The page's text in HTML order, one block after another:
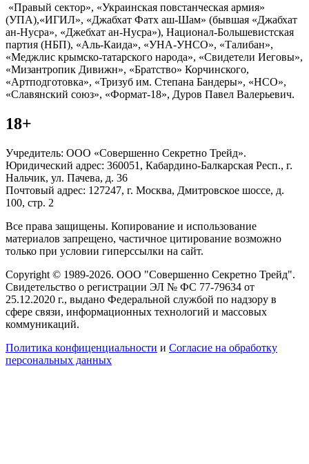
«Правый сектор», «Украинская повстанческая армия»
(УПА),«ИГИЛ», «Джабхат Фатх аш-Шам» (бывшая «Джабхат
ан-Нусра», «Джебхат ан-Нусра»), Национал-Большевистская
партия (НБП), «Аль-Каида», «УНА-УНСО», «Талибан»,
«Меджлис крымско-татарского народа», «Свидетели Иеговы»,
«Мизантропик Дивижн», «Братство» Корчинского,
«Артподготовка», «Тризуб им. Степана Бандеры», «НСО»,
«Славянский союз», «Формат-18», Дуров Павел Валерьевич.
18+
Учредитель: ООО «Совершенно Секретно Трейд».
Юридический адрес: 360051, Кабардино-Балкарская Респ., г.
Нальчик, ул. Пачева, д. 36
Почтовый адрес: 127247, г. Москва, Дмитровское шоссе, д.
100, стр. 2
Все права защищены. Копирование и использование
материалов запрещено, частичное цитирование возможно
только при условии гиперссылки на сайт.
Copyright © 1989-2026. ООО "Совершенно Секретно Трейд".
Свидетельство о регистрации ЭЛ № ФС 77-79634 от
25.12.2020 г., выдано Федеральной службой по надзору в
сфере связи, информационных технологий и массовых
коммуникаций.
Политика конфиценциальности и Согласие на обработку
персональных данных